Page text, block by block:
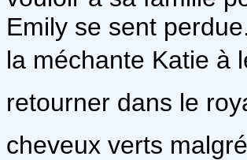
Emily se sent
la méchante Katie à
retourner dans le
cheveux verts